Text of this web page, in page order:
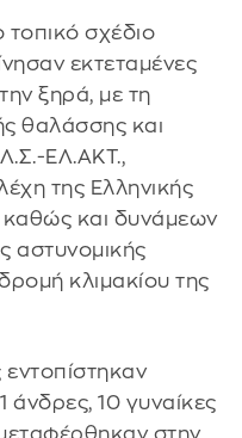
σχέδιο
εκτεταμένες
ξηρά, με τη
θαλάσσης και
ΕΛ.ΑΚΤ.,
της Ελληνικής
και δυνάμεων
αστυνομικής
κλιμακίου της
εντοπίστηκαν
άνδρες, 10 γυναίκες
μεταφέρθηκαν στην